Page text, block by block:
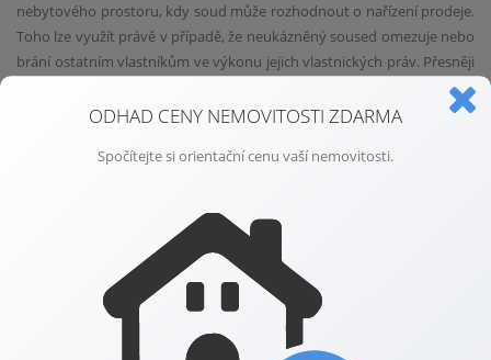
nebytového prostoru, kdy soud může rozhodnout o nařízení prodeje.
Toho lze využít právě v případě, že neukázněný soused omezuje nebo
brání ostatním vlastníkům ve výkonu jejich vlastnických práv. Přesněji
řečeno pokud některý z vlastníků své povinnosti porušuje „způsobem
podstatně omezujícím nebo znemožňujícím výkon práv ostatních
společenství vlastníků jednotek.
Návrh na nucený prodej bytu však musí podat pouze společenství
vlastníků jednotek, nikoli pouze jednotlivý bytový vlastník, kterému
neukázněný soused znepříjemňuje život. Je však třeba počítat s tím, že
k tomu, aby bylo možné u soudu prokázat, že soused skutečně
způsobil problémy, které ovlivnily stav vašeho bydlení, bude nutný
výslech více vlastníků bytů.
ODHAD CENY NEMOVITOSTI ZDARMA
Spočítejte si orientační cenu vaší nemovitosti.